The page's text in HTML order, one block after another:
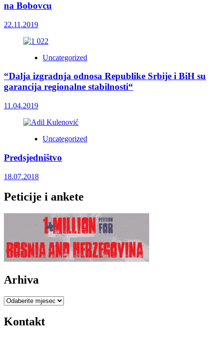
na Bobovcu
22.11.2019
Uncategorized
“Dalja izgradnja odnosa Republike Srbije i BiH su
garancija regionalne stabilnosti“
11.04.2019
Uncategorized
Predsjedništvo
18.07.2018
Peticije i ankete
Arhiva
Arhiva
Kontakt